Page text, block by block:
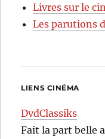
Livres sur le
Les parutions
LIENS CINÉMA
DvdClassiks
Fait la part belle